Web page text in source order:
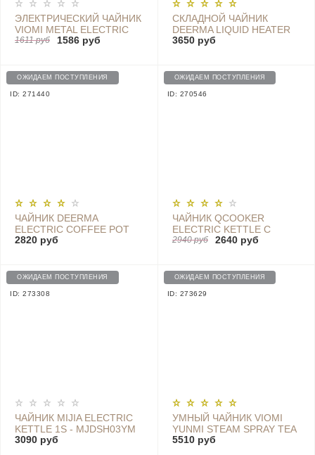
ЭЛЕКТРИЧЕСКИЙ ЧАЙНИК
VIOMI METAL ELECTRIC
KETTLE V-MK151B
1611 руб 1586 руб
СКЛАДНОЙ ЧАЙНИК
DEERMA LIQUID HEATER
(ELECTRIC HEAT KETTLE)
3650 руб
ОЖИДАЕМ ПОСТУПЛЕНИЯ
ID: 271440
ЧАЙНИК DEERMA
ELECTRIC COFFEE POT
DEM-SC001 (0.6L, 800W),
2820 руб
ОЖИДАЕМ ПОСТУПЛЕНИЯ
ID: 270546
ЧАЙНИК QCOOKER
ELECTRIC KETTLE С
ДАТЧИКОМ
2940 руб 2640 руб
ОЖИДАЕМ ПОСТУПЛЕНИЯ
ID: 273308
ЧАЙНИК MIJIA ELECTRIC
KETTLE 1S - MJDSH03YM
3090 руб
ОЖИДАЕМ ПОСТУПЛЕНИЯ
ID: 273629
УМНЫЙ ЧАЙНИК VIOMI
YUNMI STEAM SPRAY TEA
MAKER (VXZC01)
5510 руб